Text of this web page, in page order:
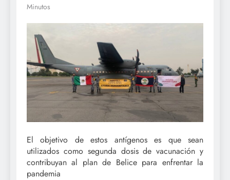
Minutos
El objetivo de estos antígenos es que sean
utilizados como segunda dosis de vacunación y
contribuyan al plan de Belice para enfrentar la
pandemia